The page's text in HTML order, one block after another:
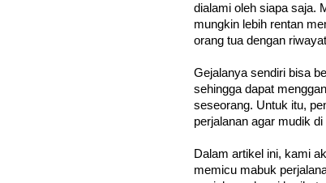
dialami oleh siapa saja.
mungkin lebih rentan
orang tua dengan
Gejalanya sendiri bisa
sehingga dapat
seseorang. Untuk itu,
perjalanan agar mudik
Dalam artikel ini, kami
memicu mabuk